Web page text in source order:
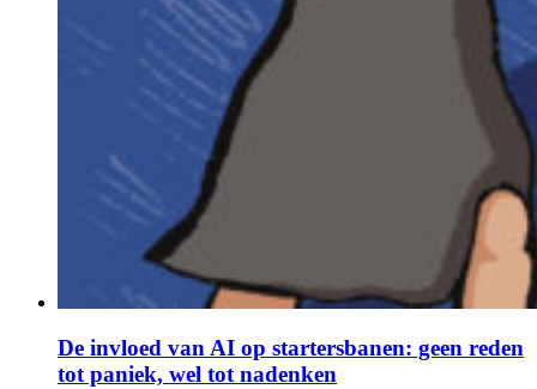
De invloed van AI op startersbanen: geen reden
tot paniek, wel tot nadenken